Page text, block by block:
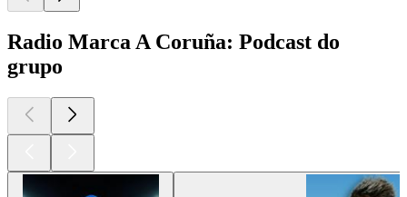
Radio Marca A Coruña: Podcast do
grupo